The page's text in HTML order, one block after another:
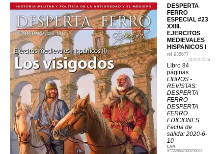
DESPERTA
FERRO
ESPECIAL #23
XXIII.
EJERCITOS
MEDIEVALES
HISPANICOS I
ref 935677
24/05/2024
Libro 84
páginas
LIBROS -
REVISTAS:
DESPERTA
FERRO
DESPERTA
FERRO
EDICIONES
Fecha de
salida: 2020-6-
10
EAN:
977225547300700023